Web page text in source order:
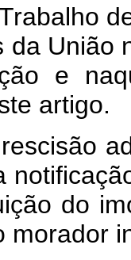
da União
e
artigo.
do
morador